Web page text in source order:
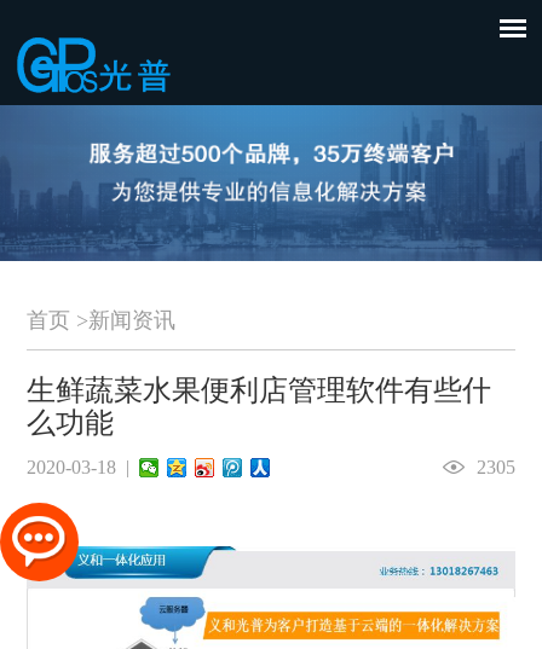
首页 >新闻资讯
生鲜蔬菜水果便利店管理软件有些什
么功能
2020-03-18 | 2305